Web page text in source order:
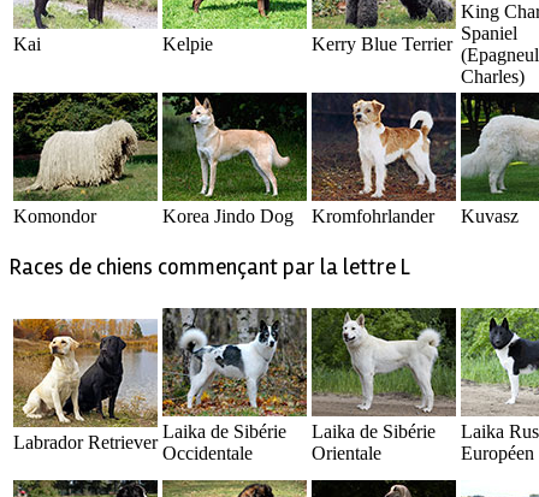
Kai Kelpie Kerry Blue Terrier
King
Spaniel
Charles)
Komondor Korea Jindo Dog Kromfohrlander Kuvasz
Races de chiens commençant par la lettre L
Labrador Retriever
Laika de Sibérie
Occidentale
Laika de Sibérie
Orientale
Laika
Européen